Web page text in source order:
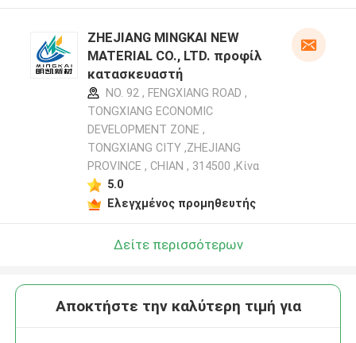
ZHEJIANG MINGKAI NEW
MATERIAL CO., LTD. προφίλ
κατασκευαστή
NO. 92 , FENGXIANG ROAD ,
TONGXIANG ECONOMIC
DEVELOPMENT ZONE ,
TONGXIANG CITY ,ZHEJIANG
PROVINCE , CHIAN , 314500 ,Κίνα
5.0
Ελεγχμένος προμηθευτής
Δείτε περισσότερων
Αποκτήστε την καλύτερη τιμή για